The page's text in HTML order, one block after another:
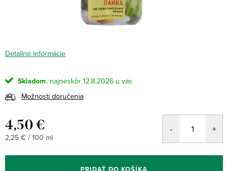
Detailné informácie
Skladom
12.8.2026
Možnosti doručenia
4,50 €
Jednotková
2,25 € / 100 ml